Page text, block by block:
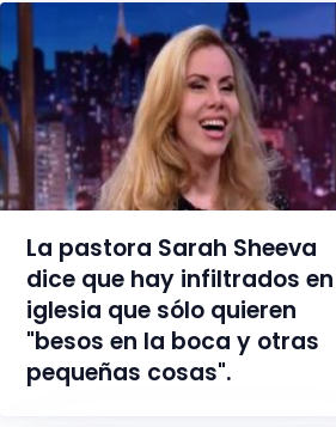
La pastora Sarah Sheeva
dice que hay infiltrados
iglesia que sólo quieren
"besos en la boca y otras
pequeñas cosas".